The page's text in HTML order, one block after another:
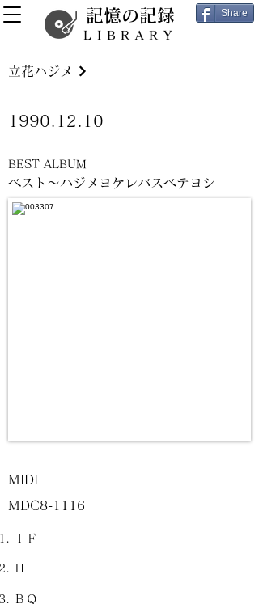
記憶の記録
LIBRARY
Share
ベスト～ハジメヨケレバスベテヨシ
ＩＦ
Ｈ
ＢＱ
立花ハジメ
1990.12.10
BEST ALBUM
MIDI
MDC8-1116